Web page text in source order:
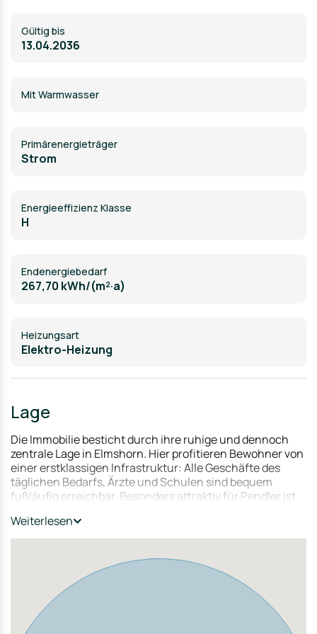
Gültig bis
13.04.2036
Mit Warmwasser
Primärenergieträger
Strom
Energieeffizienz Klasse
H
Endenergiebedarf
267,70 kWh/(m²·a)
Heizungsart
Elektro-Heizung
Lage
Die Immobilie besticht durch ihre ruhige und dennoch
zentrale Lage in Elmshorn. Hier profitieren Bewohner von
einer erstklassigen Infrastruktur: Alle Geschäfte des
täglichen Bedarfs, Ärzte und Schulen sind bequem
fußläufig erreichbar. Besonders attraktiv für Pendler ist
Hamburg: Der Bahnhof Elmshorn ist nur wenige Minuten
entfernt und garantiert schnelle, regelmäßige
und entspanntem Wohnumfeld sichert eine langfristig
hohe Vermietbarkeit.
Weiterlesen